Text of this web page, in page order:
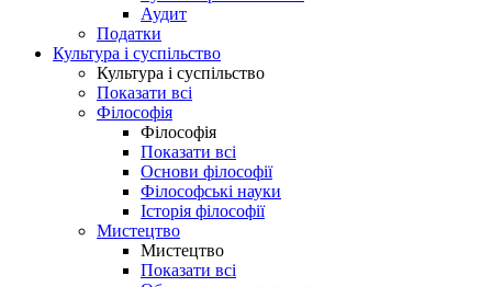
Аудит
Податки
Культура і суспільство
Культура і суспільство
Показати всі
Філософія
Філософія
Показати всі
Основи філософії
Філософські науки
Історія філософії
Мистецтво
Мистецтво
Показати всі